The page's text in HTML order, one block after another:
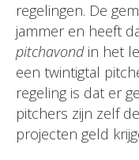
regelingen. De
jammer en heeft
pitchavondin het
een twintigtal
regeling is dat er
pitchers zijn zelf
projecten geld